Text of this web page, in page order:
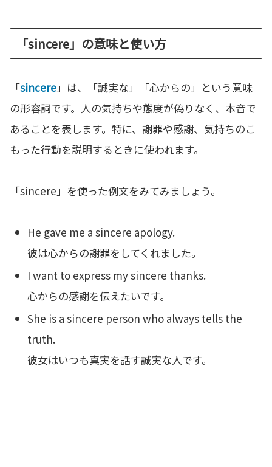
「sincere」の意味と使い方
「sincere」は、「誠実な」「心からの」という意味
の形容詞です。人の気持ちや態度が偽りなく、本音で
あることを表します。特に、謝罪や感謝、気持ちのこ
もった行動を説明するときに使われます。
「sincere」を使った例文をみてみましょう。
He gave me a sincere apology.
彼は心からの謝罪をしてくれました。
I want to express my sincere thanks.
心からの感謝を伝えたいです。
She is a sincere person who always tells the
truth.
彼女はいつも真実を話す誠実な人です。